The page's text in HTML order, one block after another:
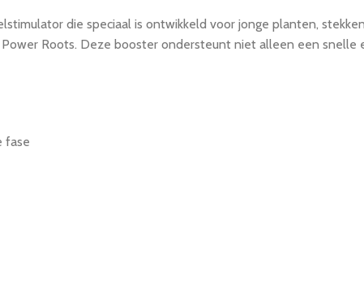
die speciaal is ontwikkeld voor jonge planten,
Roots. Deze booster ondersteunt niet alleen een
fase